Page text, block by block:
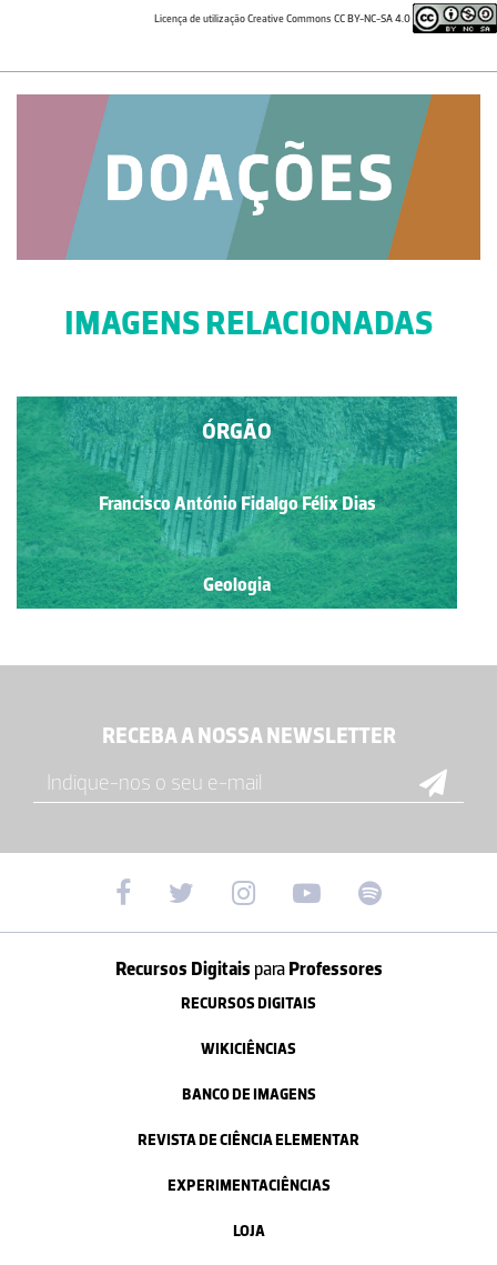
Licença de utilização Creative Commons CC BY-NC-SA 4.0
IMAGENS RELACIONADAS
ÓRGÃO
Francisco António Fidalgo Félix Dias
Geologia
RECEBA A NOSSA NEWSLETTER
Recursos Digitais paraProfessores
RECURSOS DIGITAIS
WIKICIÊNCIAS
BANCO DE IMAGENS
REVISTA DE CIÊNCIA ELEMENTAR
EXPERIMENTACIÊNCIAS
LOJA